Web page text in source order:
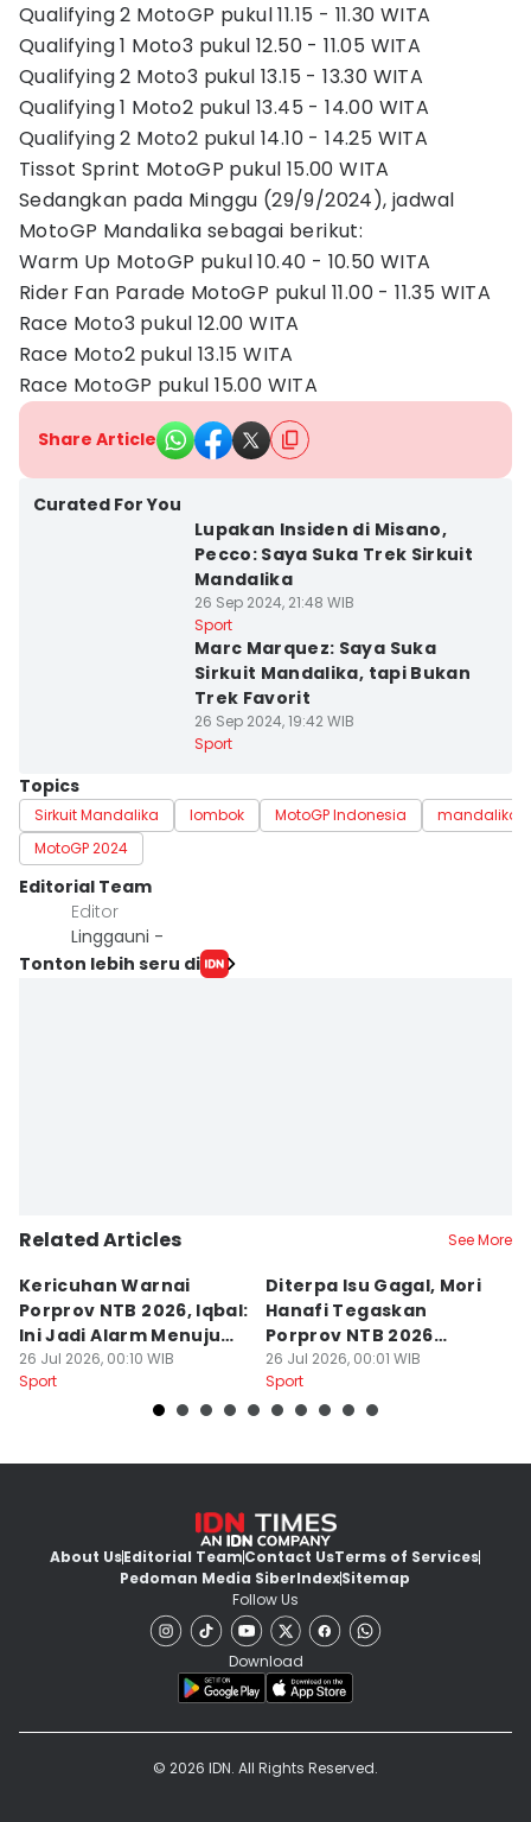
Qualifying 2 MotoGP pukul 11.15 - 11.30 WITA
Qualifying 1 Moto3 pukul 12.50 - 11.05 WITA
Qualifying 2 Moto3 pukul 13.15 - 13.30 WITA
Qualifying 1 Moto2 pukul 13.45 - 14.00 WITA
Qualifying 2 Moto2 pukul 14.10 - 14.25 WITA
Tissot Sprint MotoGP pukul 15.00 WITA
Sedangkan pada Minggu (29/9/2024), jadwal
MotoGP Mandalika sebagai berikut:
Warm Up MotoGP pukul 10.40 - 10.50 WITA
Rider Fan Parade MotoGP pukul 11.00 - 11.35 WITA
Race Moto3 pukul 12.00 WITA
Race Moto2 pukul 13.15 WITA
Race MotoGP pukul 15.00 WITA
Share Article
Curated For You
Lupakan Insiden di Misano,
Pecco: Saya Suka Trek Sirkuit
Mandalika
26 Sep 2024, 21:48 WIB
Sport
Marc Marquez: Saya Suka
Sirkuit Mandalika, tapi Bukan
Trek Favorit
26 Sep 2024, 19:42 WIB
Sport
Topics
Sirkuit Mandalika lombok MotoGP Indonesia
mandalika
MotoGP 2024
Editorial Team
Editor
Linggauni -
Tonton lebih seru di
Related Articles See More
Kericuhan Warnai
Porprov NTB 2026, Iqbal:
Ini Jadi Alarm Menuju
PON 2028
26 Jul 2026, 00:10 WIB
Sport
Diterpa Isu Gagal, Mori
Hanafi Tegaskan
Porprov NTB 2026
Sukses Digelar
26 Jul 2026, 00:01 WIB
Sport
About UsEditorial TeamContact UsTerms of Services
Pedoman Media SiberIndexSitemap
Follow Us
Download
© 2026 IDN. All Rights Reserved.